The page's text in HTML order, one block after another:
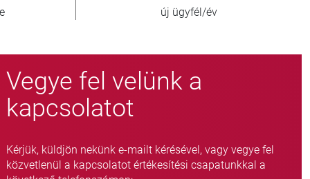
ország fojtószelep-változat
Vegye fel velünk a
kapcsolatot
Kérjük, küldjön nekünk e-mailt kérésével, vagy vegye fel
közvetlenül a kapcsolatot értékesítési csapatunkkal a